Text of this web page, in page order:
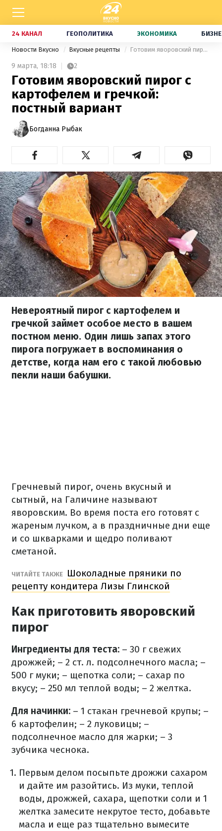
24 КАНАЛ ГЕОПОЛИТИКА ЭКОНОМИКА
Новости Вкусно Вкусные рецепты Готовим яворовский пирог с картофелем и гречкой: постный вариант
9 марта, 18:18 2
Готовим яворовский пирог с
картофелем и гречкой:
постный вариант
Богданна Рыбак
Невероятный пирог с картофелем и
гречкой займет особое место в вашем
постном меню. Один лишь запах этого
пирога погружает в воспоминания о
детстве, когда нам его с такой любовью
пекли наши бабушки.
Гречневый пирог, очень вкусный и
сытный, на Галичине называют
яворовским. Во время поста его готовят с
жареным лучком, а в праздничные дни еще
и со шкварками и щедро поливают
сметаной.
ЧИТАЙТЕ ТАКЖЕ
Шоколадные пряники по
рецепту кондитера Лизы Глинской
Как приготовить яворовский
пирог
Ингредиенты для теста: – 30 г свежих
дрожжей; – 2 ст. л. подсолнечного масла; –
500 г муки; – щепотка соли; – сахар по
вкусу; – 250 мл теплой воды; – 2 желтка.
Для начинки: – 1 стакан гречневой крупы; –
6 картофелин; – 2 луковицы; –
подсолнечное масло для жарки; – 3
зубчика чеснока.
Первым делом посыпьте дрожжи сахаром
и дайте им разойтись. Из муки, теплой
воды, дрожжей, сахара, щепотки соли и 1
желтка замесите некрутое тесто, добавьте
масла и еще раз тщательно вымесите